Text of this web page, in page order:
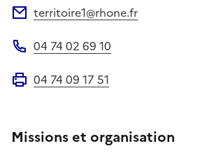
territoire1@rhone.fr
04 74 02 69 10
04 74 09 17 51
Missions et organisation